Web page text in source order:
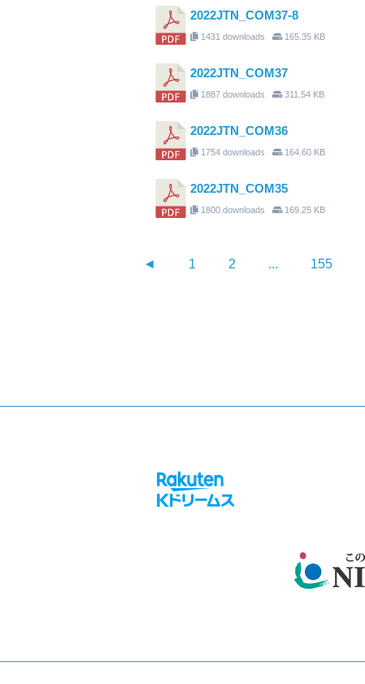
2022JTN_COM37-8
1431 downloads 165.35 KB
2022JTN_COM37
1887 downloads 311.54 KB
2022JTN_COM36
1754 downloads 164.60 KB
2022JTN_COM35
1800 downloads 169.25 KB
◄ 1 2 ... 155